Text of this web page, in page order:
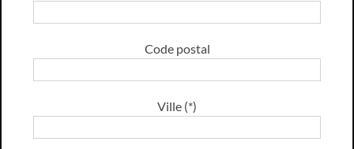
Code postal
Ville (*)